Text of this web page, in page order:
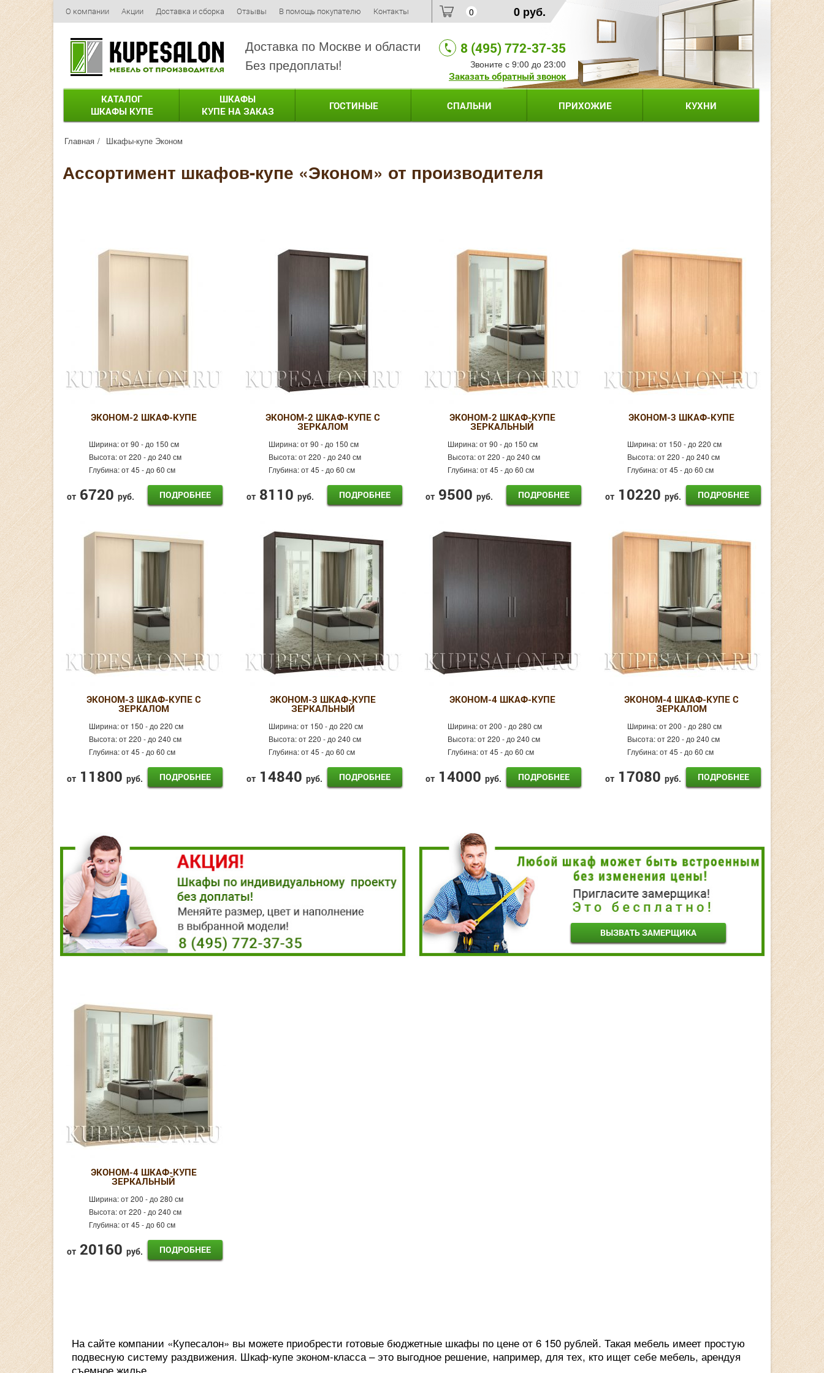
О компании Акции Доставка и сборка Отзывы В помощь покупателю Контакты 0 0 руб.
Доставка по Москве и области
Без предоплаты!
8 (495) 772-37-35
Звоните с 9:00 до 23:00
Заказать обратный звонок
КАТАЛОГ
ШКАФЫ КУПЕ
ШКАФЫ
КУПЕ НА ЗАКАЗ
ГОСТИНЫЕ СПАЛЬНИ ПРИХОЖИЕ КУХНИ
Главная Шкафы-купе Эконом
Ассортимент шкафов-купе «Эконом» от производителя
ЭКОНОМ-2 ШКАФ-КУПЕ
Ширина:от 90 - до 150 см
Высота:от 220 - до 240 см
Глубина:от 45 - до 60 см
от 6720 руб. ПОДРОБНЕЕ
ЭКОНОМ-2 ШКАФ-КУПЕ С
ЗЕРКАЛОМ
Ширина:от 90 - до 150 см
Высота:от 220 - до 240 см
Глубина:от 45 - до 60 см
от 8110 руб. ПОДРОБНЕЕ
ЭКОНОМ-2 ШКАФ-КУПЕ
ЗЕРКАЛЬНЫЙ
Ширина:от 90 - до 150 см
Высота:от 220 - до 240 см
Глубина:от 45 - до 60 см
от 9500 руб. ПОДРОБНЕЕ
ЭКОНОМ-3 ШКАФ-КУПЕ
Ширина:от 150 - до 220 см
Высота:от 220 - до 240 см
Глубина:от 45 - до 60 см
от 10220 руб. ПОДРОБНЕЕ
ЭКОНОМ-3 ШКАФ-КУПЕ С
ЗЕРКАЛОМ
Ширина:от 150 - до 220 см
Высота:от 220 - до 240 см
Глубина:от 45 - до 60 см
от 11800 руб. ПОДРОБНЕЕ
ЭКОНОМ-3 ШКАФ-КУПЕ
ЗЕРКАЛЬНЫЙ
Ширина:от 150 - до 220 см
Высота:от 220 - до 240 см
Глубина:от 45 - до 60 см
от 14840 руб. ПОДРОБНЕЕ
ЭКОНОМ-4 ШКАФ-КУПЕ
Ширина:от 200 - до 280 см
Высота:от 220 - до 240 см
Глубина:от 45 - до 60 см
от 14000 руб. ПОДРОБНЕЕ
ЭКОНОМ-4 ШКАФ-КУПЕ С
ЗЕРКАЛОМ
Ширина:от 200 - до 280 см
Высота:от 220 - до 240 см
Глубина:от 45 - до 60 см
от 17080 руб. ПОДРОБНЕЕ
ВЫЗВАТЬ ЗАМЕРЩИКА
ЭКОНОМ-4 ШКАФ-КУПЕ
ЗЕРКАЛЬНЫЙ
Ширина:от 200 - до 280 см
Высота:от 220 - до 240 см
Глубина:от 45 - до 60 см
от 20160 руб. ПОДРОБНЕЕ
На сайте компании «Купесалон» вы можете приобрести готовые бюджетные шкафы по цене от 6 150 рублей. Такая мебель имеет простую
подвесную систему раздвижения. Шкаф-купе эконом-класса – это выгодное решение, например, для тех, кто ищет себе мебель, арендуя
съемное жилье.